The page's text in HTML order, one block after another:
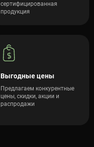
сертифицированная
продукция
Выгодные цены
Предлагаем конкурентные
цены, скидки, акции и
распродажи